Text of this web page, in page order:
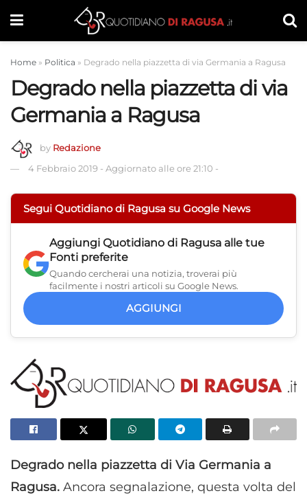
Home » Politica » Degrado nella piazzetta di via Germania a Ragusa
Degrado nella piazzetta di via
Germania a Ragusa
by Redazione
4 Febbraio 2019 - Aggiornato alle ore 21:10 -
Segui Quotidiano di Ragusa su Google News
Aggiungi Quotidiano di Ragusa alle tue
Fonti preferite
Quando cercherai una notizia, troverai più
facilmente i nostri articoli su Google News.
AGGIUNGI
Degrado nella piazzetta di Via Germania a
Ragusa. Ancora segnalazione, questa volta del